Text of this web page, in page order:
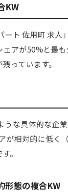
KW
ート 佐用町 求
アが50%と最
っています。
な具体的な企
が相対的に低く
。
態の複合KW